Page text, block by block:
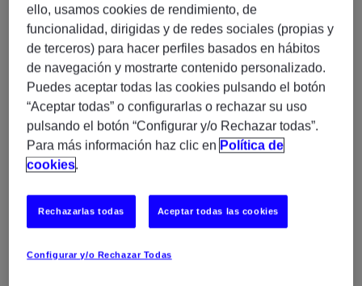
1–3 años de experiencia en posiciones de
DevOps, Cloud Engineering, Data Engineering o
similares.
Experiencia con entornos cloud AWS y/o Azure.
Conocimientos de Linux (Shell & CLI), Git y
Docker.
Experiencia desarrollando scripts o aplicaciones
con Python.
Conocimientos de SQL y procesamiento de
datos.
Experiencia o conocimientos en procesos
Conocimientos de Infraestructura como Código
ello, usamos cookies de rendimiento, de
funcionalidad, dirigidas y de redes sociales (propias y
de terceros) para hacer perfiles basados en hábitos
de navegación y mostrarte contenido personalizado.
Puedes aceptar todas las cookies pulsando el botón
“Aceptar todas” o configurarlas o rechazar su uso
pulsando el botón “Configurar y/o Rechazar todas”.
Para más información haz clic en Política de
cookies.
Configurar y/o Rechazar Todas
Rechazarlas todas Aceptar todas las cookies